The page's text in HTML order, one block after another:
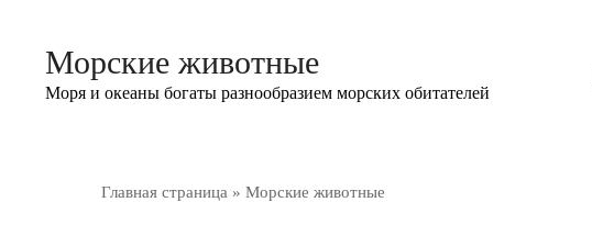
контентуМорские животные
Моря и океаны богаты разнообразием морских обитателей
Главная страница » Морские животные